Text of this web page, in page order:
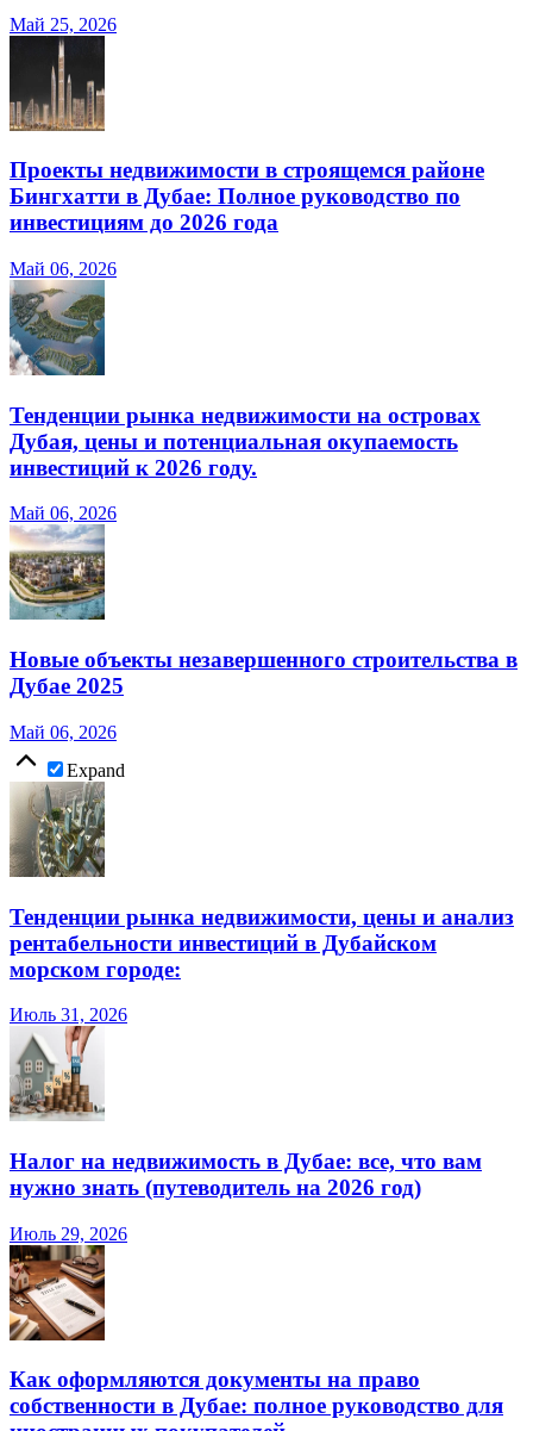
Май 25, 2026
Проекты недвижимости в строящемся районе
Бингхатти в Дубае: Полное руководство по
инвестициям до 2026 года
Май 06, 2026
Тенденции рынка недвижимости на островах
Дубая, цены и потенциальная окупаемость
инвестиций к 2026 году.
Май 06, 2026
Новые объекты незавершенного строительства в
Дубае 2025
Май 06, 2026
Expand
Тенденции рынка недвижимости, цены и анализ
рентабельности инвестиций в Дубайском
морском городе:
Июль 31, 2026
Налог на недвижимость в Дубае: все, что вам
нужно знать (путеводитель на 2026 год)
Июль 29, 2026
Как оформляются документы на право
собственности в Дубае: полное руководство для